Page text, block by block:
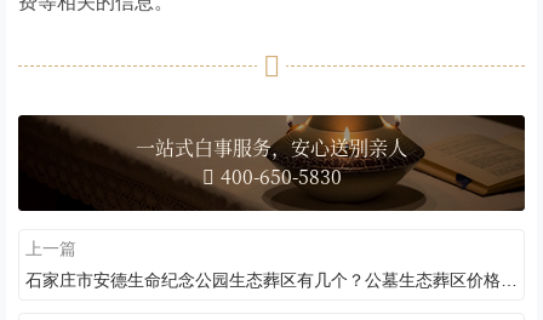
一站式白事服务，安心送别亲人
400-650-5830
上一篇